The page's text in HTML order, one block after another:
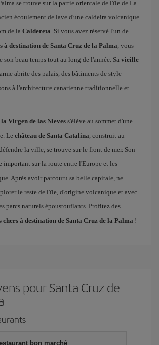
se trouve sur la partie orientale de l'île de La
écoulement de lave d'une caldeira volcanique
de la Caldereta. Si vous avez réservé l'un de
à destination de Santa Cruz de la Palma, vous
son beau temps tout au long de l'année. Sa vieille
abrite des palais, des bâtiments de style
à l'architecture canarienne traditionnelle et
Virgen de las Nieves s'élève au sommet d'une
Le château de Santa Catalina, construit au
la ville, se trouve sur le front de mer. Son
important sur la route entre l'Europe et les
Après avoir parcouru sa belle capitale, ne
le reste de l'île, d'origine volcanique et avec
parcs naturels époustouflants. Profitez des
chers à destination de Santa Cruz de la Palma !
pour Santa Cruz de
bon marché